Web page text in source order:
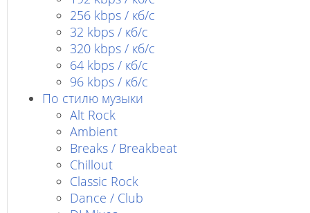
256 kbps / кб/с
32 kbps / кб/c
320 kbps / кб/с
64 kbps / кб/c
96 kbps / кб/c
По стилю музыки
Alt Rock
Ambient
Breaks / Breakbeat
Chillout
Classic Rock
Dance / Club